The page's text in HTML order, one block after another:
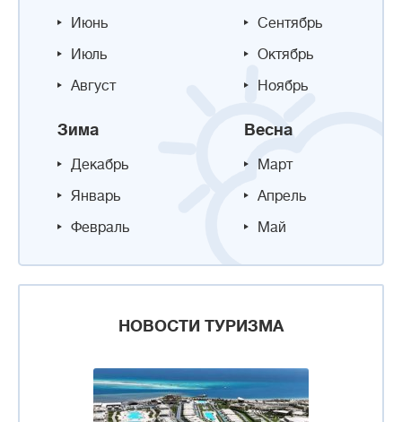
Июнь
Июль
Август
Сентябрь
Октябрь
Ноябрь
Зима
Декабрь
Январь
Февраль
Весна
Март
Апрель
Май
НОВОСТИ ТУРИЗМА